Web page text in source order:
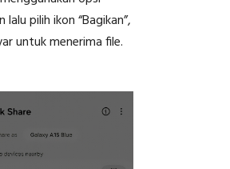
pilih ikon “Bagikan”,
untuk menerima file.